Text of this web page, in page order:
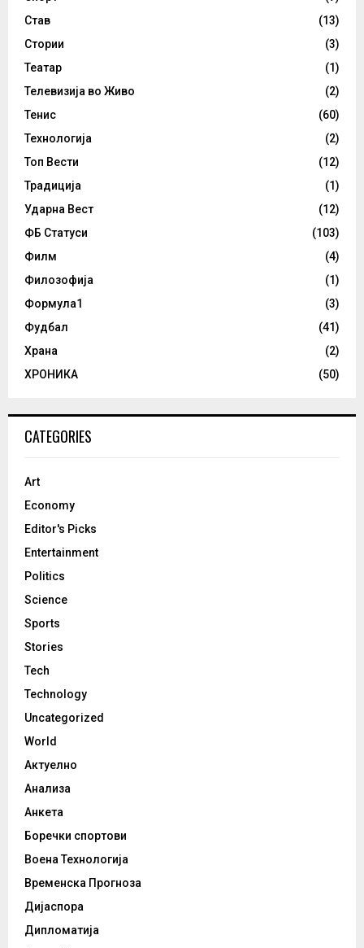
Став
(13)
Стории
(3)
Театар
(1)
Телевизија во Живо
(2)
Тенис
(60)
Технологија
(2)
Топ Вести
(12)
Традиција
(1)
Ударна Вест
(12)
ФБ Статуси
(103)
Филм
(4)
Филозофија
(1)
Формула1
(3)
Фудбал
(41)
Храна
(2)
ХРОНИКА
(50)
CATEGORIES
Art
Economy
Editor's Picks
Entertainment
Politics
Science
Sports
Stories
Tech
Technology
Uncategorized
World
Актуелно
Анализа
Анкета
Боречки спортови
Воена Технологија
Временска Прогноза
Дијаспора
Дипломатија